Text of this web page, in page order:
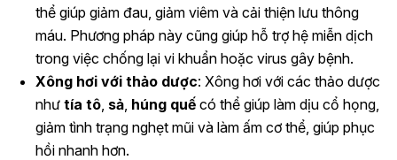
thể giúp giảm đau, giảm viêm và cải thiện lưu thông
máu. Phương pháp này cũng giúp hỗ trợ hệ miễn dịch
trong việc chống lại vi khuẩn hoặc virus gây bệnh.
Xông hơi với thảo dược: Xông hơi với các thảo dược
như tía tô, sả, húng quế có thể giúp làm dịu cổ họng,
giảm tình trạng nghẹt mũi và làm ấm cơ thể, giúp phục
hồi nhanh hơn.